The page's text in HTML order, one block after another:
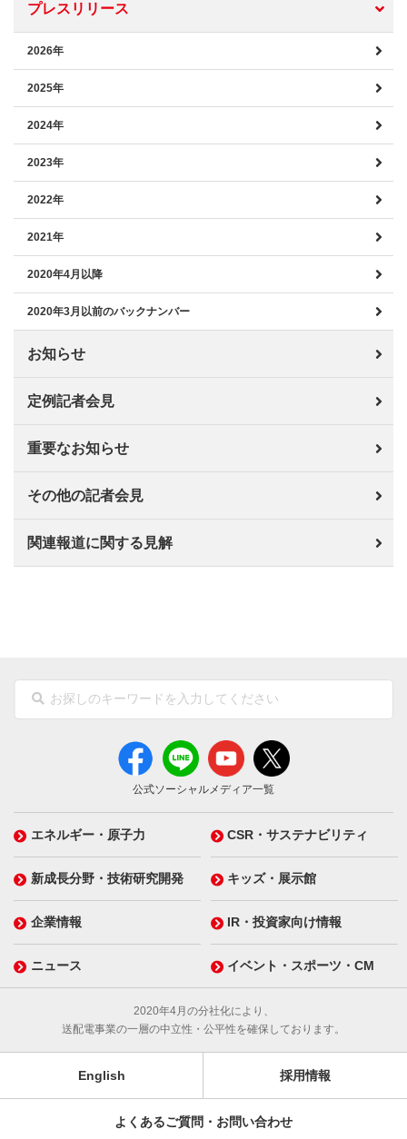
プレスリリース
2026年
2025年
2024年
2023年
2022年
2021年
2020年4月以降
2020年3月以前のバックナンバー
お知らせ
定例記者会見
重要なお知らせ
その他の記者会見
関連報道に関する見解
公式ソーシャルメディア一覧
エネルギー・原子力 CSR・サステナビリティ
新成長分野・技術研究開発 キッズ・展示館
企業情報 IR・投資家向け情報
ニュース イベント・スポーツ・CM
2020年4月の分社化により、
送配電事業の一層の中立性・公平性を確保しております。
English 採用情報
よくあるご質問・お問い合わせ